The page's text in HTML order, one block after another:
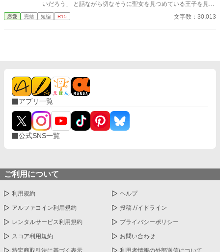
いだろう」 と話ながら切なそうに聖女を見つめている王子を見
て、王子の片思いに気付いた。 私が悪役令嬢になれば、聖女と王
子は結婚できるはず！と婚約破棄を目指してたのに…、 「僕と婚
恋愛 完結 短編 R15 文字数：30,013
アプリ一覧
公式SNS一覧
ご利用について
利用規約 ヘルプ
アルファコイン利用規約 投稿ガイドライン
レンタルサービス利用規約 プライバシーポリシー
スコア利用規約 お問い合わせ
特定商取引法に基づく表示 利用者情報の外部送信について